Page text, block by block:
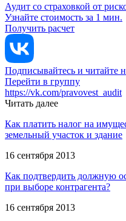
Аудит со страховкой от
Узнайте стоимость за 1 мин.
Получить расчет
Подписывайтесь и читайте
Перейти в группу
https://vk.com/pravovest_audit
Читать далее
Как платить налог на
земельный участок и здание
16 сентября 2013
Как подтвердить должную
при выборе контрагента?
16 сентября 2013